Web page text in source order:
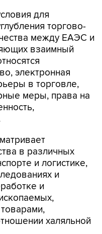
для
торгово-
между ЕАЭС и
взаимный
электронная
в торговле,
меры, права на
в различных
и логистике,
и
и
халяльной